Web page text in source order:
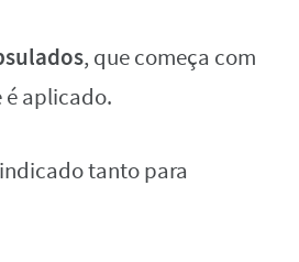
, que começa com
é aplicado.
tanto para